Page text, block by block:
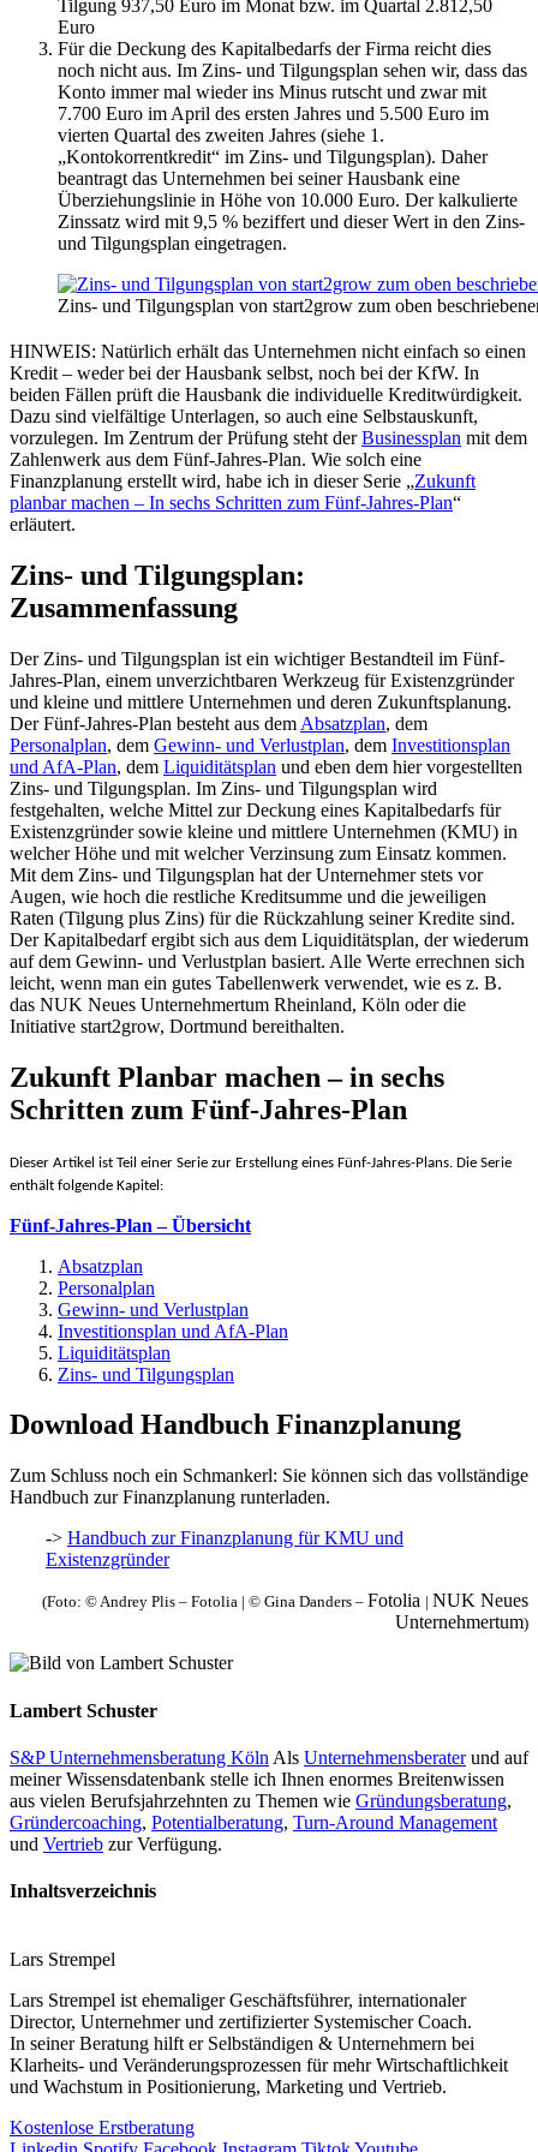
Tilgung 937,50 Euro im Monat bzw. im Quartal 2.812,50
Euro
Für die Deckung des Kapitalbedarfs der Firma reicht dies
noch nicht aus. Im Zins- und Tilgungsplan sehen wir, dass das
Konto immer mal wieder ins Minus rutscht und zwar mit
7.700 Euro im April des ersten Jahres und 5.500 Euro im
vierten Quartal des zweiten Jahres (siehe 1.
„Kontokorrentkredit“ im Zins- und Tilgungsplan). Daher
beantragt das Unternehmen bei seiner Hausbank eine
Überziehungslinie in Höhe von 10.000 Euro. Der kalkulierte
Zinssatz wird mit 9,5 % beziffert und dieser Wert in den Zins-
und Tilgungsplan eingetragen.
Zins- und Tilgungsplan von start2grow zum oben
HINWEIS: Natürlich erhält das Unternehmen nicht einfach so einen
Kredit – weder bei der Hausbank selbst, noch bei der KfW. In
beiden Fällen prüft die Hausbank die individuelle Kreditwürdigkeit.
Dazu sind vielfältige Unterlagen, so auch eine Selbstauskunft,
vorzulegen. Im Zentrum der Prüfung steht derBusinessplan mit dem
Zahlenwerk aus dem Fünf-Jahres-Plan. Wie solch eine
Finanzplanung erstellt wird, habe ich in dieser Serie „Zukunft
planbar machen – In sechs Schritten zum Fünf-Jahres-Plan“
erläutert.
Zins- und Tilgungsplan:
Zusammenfassung
Der Zins- und Tilgungsplan ist ein wichtiger Bestandteil im Fünf-
Jahres-Plan, einem unverzichtbaren Werkzeug für Existenzgründer
und kleine und mittlere Unternehmen und deren Zukunftsplanung.
Der Fünf-Jahres-Plan besteht aus dem Absatzplan, dem
Personalplan, dem Gewinn- und Verlustplan, dem Investitionsplan
und AfA-Plan, dem Liquiditätsplan und eben dem hier vorgestellten
Zins- und Tilgungsplan. Im Zins- und Tilgungsplan wird
festgehalten, welche Mittel zur Deckung eines Kapitalbedarfs für
Existenzgründer sowie kleine und mittlere Unternehmen (KMU) in
welcher Höhe und mit welcher Verzinsung zum Einsatz kommen.
Mit dem Zins- und Tilgungsplan hat der Unternehmer stets vor
Augen, wie hoch die restliche Kreditsumme und die jeweiligen
Raten (Tilgung plus Zins) für die Rückzahlung seiner Kredite sind.
Der Kapitalbedarf ergibt sich aus dem Liquiditätsplan, der wiederum
auf dem Gewinn- und Verlustplan basiert. Alle Werte errechnen sich
leicht, wenn man ein gutes Tabellenwerk verwendet, wie es z. B.
das NUK Neues Unternehmertum Rheinland, Köln oder die
Initiative start2grow, Dortmund bereithalten.
Zukunft Planbar machen – in sechs
Schritten zum Fünf-Jahres-Plan
Dieser Artikel ist Teil einer Serie zur Erstellung eines Fünf-Jahres-Plans. Die Serie
enthält folgende Kapitel:
Fünf-Jahres-Plan – Übersicht
Absatzplan
Personalplan
Gewinn- und Verlustplan
Investitionsplan und AfA-Plan
Liquiditätsplan
Zins- und Tilgungsplan
Download Handbuch Finanzplanung
Zum Schluss noch ein Schmankerl: Sie können sich das vollständige
Handbuch zur Finanzplanung runterladen.
-> Handbuch zur Finanzplanung für KMU und
Existenzgründer
(Foto: © Andrey Plis – Fotolia | © Gina Danders – Fotolia | NUK Neues
Unternehmertum)
Lambert Schuster
S&P Unternehmensberatung Köln Als Unternehmensberaterund auf
meiner Wissensdatenbank stelle ich Ihnen enormes Breitenwissen
aus vielen Berufsjahrzehnten zu Themen wie Gründungsberatung,
Gründercoaching, Potentialberatung, Turn-Around Management
und Vertrieb zur Verfügung.
Inhaltsverzeichnis
Lars Strempel
Lars Strempel ist ehemaliger Geschäftsführer, internationaler
Director, Unternehmer und zertifizierter Systemischer Coach.
In seiner Beratung hilft er Selbständigen & Unternehmern bei
Klarheits- und Veränderungsprozessen für mehr Wirtschaftlichkeit
und Wachstum in Positionierung, Marketing und Vertrieb.
Kostenlose Erstberatung